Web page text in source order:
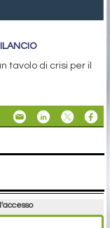
tavolo di crisi per il